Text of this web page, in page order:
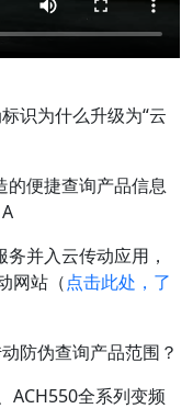
识为什么升级为“云
的便捷查询产品信息
并入云传动应用，
网站（点击此处，了
防伪查询产品范围？
ACH550全系列变频